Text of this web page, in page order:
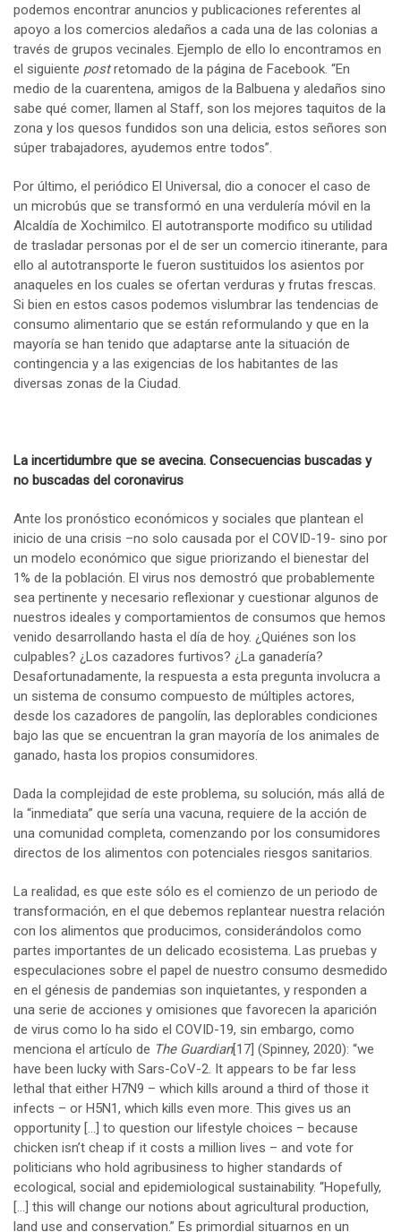
podemos encontrar anuncios y publicaciones referentes al
apoyo a los comercios aledaños a cada una de las colonias a
través de grupos vecinales. Ejemplo de ello lo encontramos en
el siguiente postretomado de la página de Facebook. “En
medio de la cuarentena, amigos de la Balbuena y aledaños sino
sabe qué comer, llamen al Staff, son los mejores taquitos de la
zona y los quesos fundidos son una delicia, estos señores son
súper trabajadores, ayudemos entre todos”.
Por último, el periódico El Universal, dio a conocer el caso de
un microbús que se transformó en una verdulería móvil en la
Alcaldía de Xochimilco. El autotransporte modifico su utilidad
de trasladar personas por el de ser un comercio itinerante, para
ello al autotransporte le fueron sustituidos los asientos por
anaqueles en los cuales se ofertan verduras y frutas frescas.
Si bien en estos casos podemos vislumbrar las tendencias de
consumo alimentario que se están reformulando y que en la
mayoría se han tenido que adaptarse ante la situación de
contingencia y a las exigencias de los habitantes de las
diversas zonas de la Ciudad.
La incertidumbre que se avecina. Consecuencias buscadas y
no buscadas del coronavirus
Ante los pronóstico económicos y sociales que plantean el
inicio de una crisis –no solo causada por el COVID-19- sino por
un modelo económico que sigue priorizando el bienestar del
1% de la población. El virus nos demostró que probablemente
sea pertinente y necesario reflexionar y cuestionar algunos de
nuestros ideales y comportamientos de consumos que hemos
venido desarrollando hasta el día de hoy. ¿Quiénes son los
culpables? ¿Los cazadores furtivos? ¿La ganadería?
Desafortunadamente, la respuesta a esta pregunta involucra a
un sistema de consumo compuesto de múltiples actores,
desde los cazadores de pangolín, las deplorables condiciones
bajo las que se encuentran la gran mayoría de los animales de
ganado, hasta los propios consumidores.
Dada la complejidad de este problema, su solución, más allá de
la “inmediata” que sería una vacuna, requiere de la acción de
una comunidad completa, comenzando por los consumidores
directos de los alimentos con potenciales riesgos sanitarios.
La realidad, es que este sólo es el comienzo de un periodo de
transformación, en el que debemos replantear nuestra relación
con los alimentos que producimos, considerándolos como
partes importantes de un delicado ecosistema. Las pruebas y
especulaciones sobre el papel de nuestro consumo desmedido
en el génesis de pandemias son inquietantes, y responden a
una serie de acciones y omisiones que favorecen la aparición
de virus como lo ha sido el COVID-19, sin embargo, como
menciona el artículo de The Guardian[17] (Spinney, 2020): “we
have been lucky with Sars-CoV-2. It appears to be far less
lethal that either H7N9 – which kills around a third of those it
infects – or H5N1, which kills even more. This gives us an
opportunity […] to question our lifestyle choices – because
chicken isn’t cheap if it costs a million lives – and vote for
politicians who hold agribusiness to higher standards of
ecological, social and epidemiological sustainability. “Hopefully,
[…] this will change our notions about agricultural production,
land use and conservation.” Es primordial situarnos en un